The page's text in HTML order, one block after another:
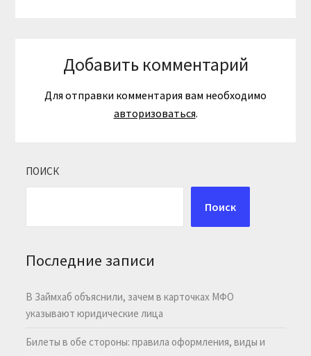
Добавить комментарий
Для отправки комментария вам необходимо
авторизоваться.
ПОИСК
Поиск
Последние записи
В Займхаб объяснили, зачем в карточках МФО
указывают юридические лица
Билеты в обе стороны: правила оформления, виды и